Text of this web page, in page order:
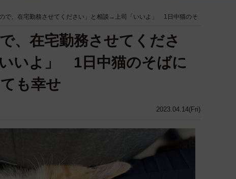
で、在宅勤務させてください」と相談→上司「いいよ」 1日中猫のそ
2023.04.14(Fri)
、在宅勤務させてくださ
いよ」 1日中猫のそばに
も幸せ